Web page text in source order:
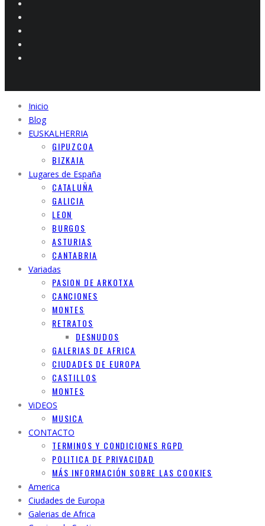
Inicio
Blog
EUSKALHERRIA
GIPUZCOA
BIZKAIA
Lugares de España
CATALUÑA
GALICIA
LEON
BURGOS
ASTURIAS
CANTABRIA
Variadas
PASION DE ARKOTXA
CANCIONES
MONTES
RETRATOS
DESNUDOS
GALERIAS DE AFRICA
CIUDADES DE EUROPA
CASTILLOS
MONTES
ViDEOS
MUSICA
CONTACTO
TERMINOS Y CONDICIONES RGPD
POLITICA DE PRIVACIDAD
MÁS INFORMACIÓN SOBRE LAS COOKIES
America
Ciudades de Europa
Galerias de Africa